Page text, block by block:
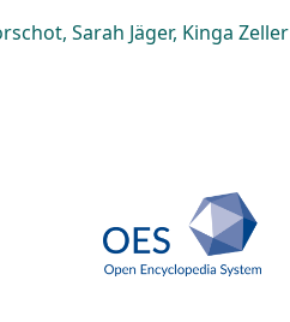
Sarah Jäger, Kinga Zeller